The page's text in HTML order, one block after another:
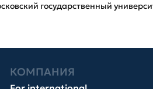
государственный
КОМПАНИЯ